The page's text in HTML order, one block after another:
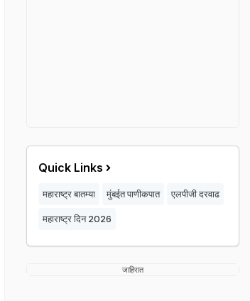
Quick Links
महाराष्ट्र बातम्या मुंबईत पाणीकपात एलपीजी दरवाढ
महाराष्ट्र दिन 2026
जाहिरात